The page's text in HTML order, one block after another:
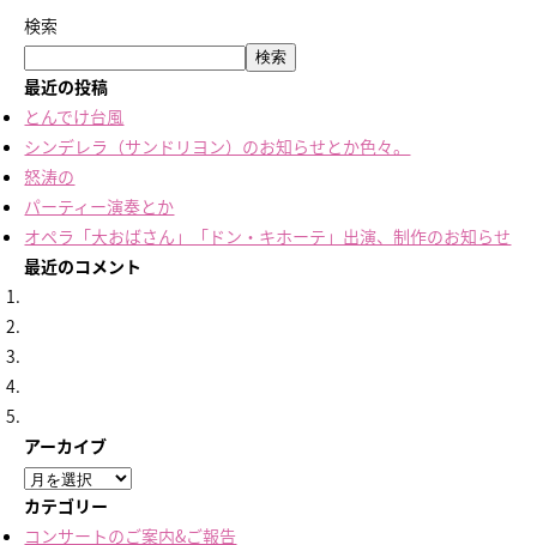
検索
検索
最近の投稿
とんでけ台風
シンデレラ（サンドリヨン）のお知らせとか色々。
怒涛の
パーティー演奏とか
オペラ「大おばさん」「ドン・キホーテ」出演、制作のお知らせ
最近のコメント
アーカイブ
ア
ー
カ
カテゴリー
コンサートのご案内&ご報告